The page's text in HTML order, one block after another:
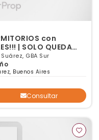
con
| SOLO QUEDA
GBA Sur
Buenos Aires
Consultar